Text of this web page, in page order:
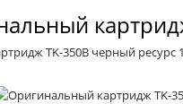
TK-350B черный ресурс